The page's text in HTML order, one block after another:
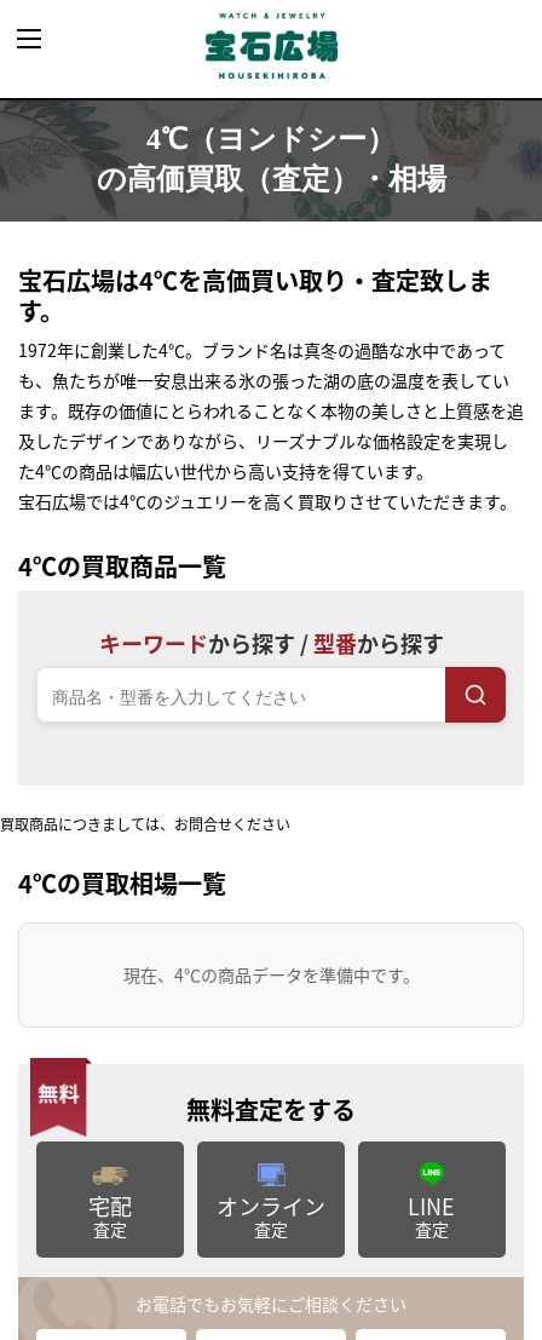
4℃（ヨンドシー）
の高価買取（査定）・相場
宝石広場は4℃を高価買い取り・査定致しま
す。
1972年に創業した4℃。ブランド名は真冬の過酷な水中であって
も、魚たちが唯一安息出来る氷の張った湖の底の温度を表してい
ます。既存の価値にとらわれることなく本物の美しさと上質感を追
及したデザインでありながら、リーズナブルな価格設定を実現し
た4℃の商品は幅広い世代から高い支持を得ています。
宝石広場では4℃のジュエリーを高く買取りさせていただきます。
4℃の買取商品一覧
キーワードから探す /型番から探す
買取商品につきましては、お問合せください
4℃の買取相場一覧
現在、4℃の商品データを準備中です。
無料査定をする
宅配
査定
オンライン
査定
LINE
査定
お電話でもお気軽にご相談ください